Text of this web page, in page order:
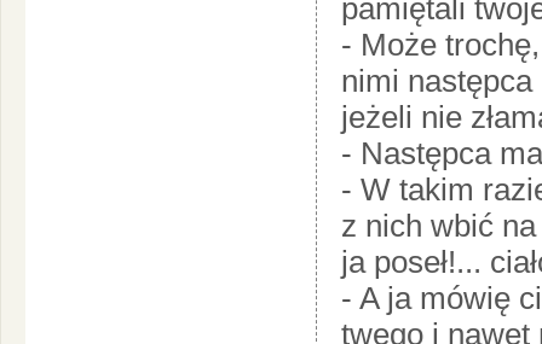
pamiętali
- Może
nimi
jeżeli nie
- Następca
- W takim
z nich wbić
ja poseł!...
- A ja mówię
twego i nawet